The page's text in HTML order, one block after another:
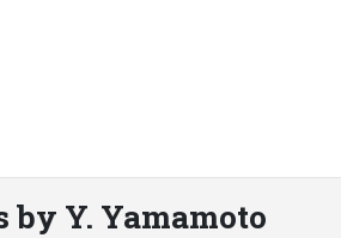
by Y. Yamamoto